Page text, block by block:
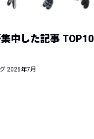
中した記事 TOP10
2026年7月